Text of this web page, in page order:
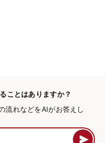
ことはありますか？
流れなどをAIがお答えし